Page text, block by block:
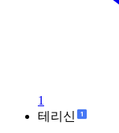
1
테리신